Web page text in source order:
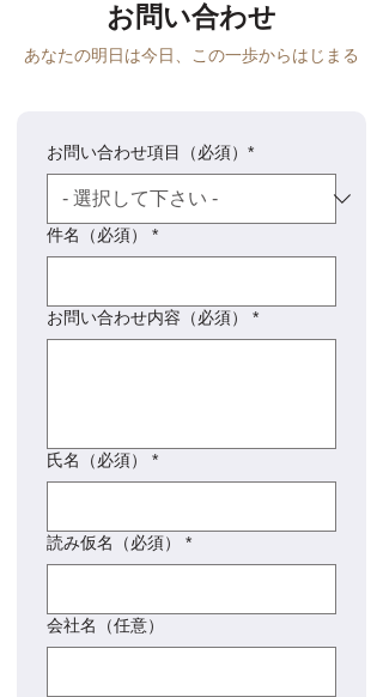
​お問い合わせ
​あなたの明日は今日、この一歩からはじまる
お問い合わせ項目（必須）*
件名（必須） *
お問い合わせ内容（必須） *
氏名（必須） *
読み仮名（必須） *
会社名（任意）